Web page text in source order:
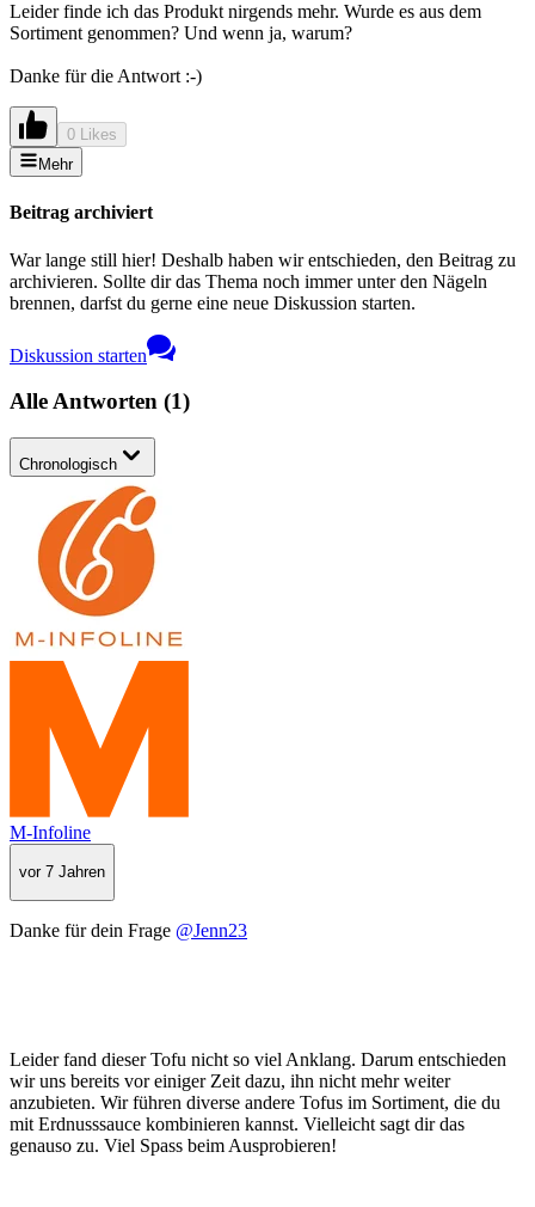
Leider finde ich das Produkt nirgends mehr. Wurde es aus dem
Sortiment genommen? Und wenn ja, warum?
Danke für die Antwort :-)
0 Likes
Mehr
Beitrag archiviert
War lange still hier! Deshalb haben wir entschieden, den Beitrag zu
archivieren. Sollte dir das Thema noch immer unter den Nägeln
brennen, darfst du gerne eine neue Diskussion starten.
Diskussion starten
Alle Antworten (1)
Chronologisch
M-Infoline
vor 7 Jahren
Danke für dein Frage @Jenn23
Leider fand dieser Tofu nicht so viel Anklang. Darum entschieden
wir uns bereits vor einiger Zeit dazu, ihn nicht mehr weiter
anzubieten. Wir führen diverse andere Tofus im Sortiment, die du
mit Erdnusssauce kombinieren kannst. Vielleicht sagt dir das
genauso zu. Viel Spass beim Ausprobieren!